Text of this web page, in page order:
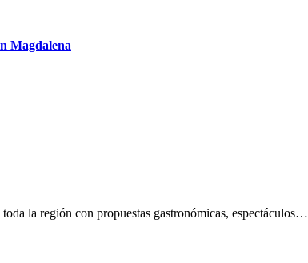
Magdalena
la región con propuestas gastronómicas, espectáculos…